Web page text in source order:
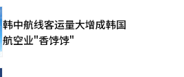
韩中航线客运量大增成韩国
航空业"香饽饽"